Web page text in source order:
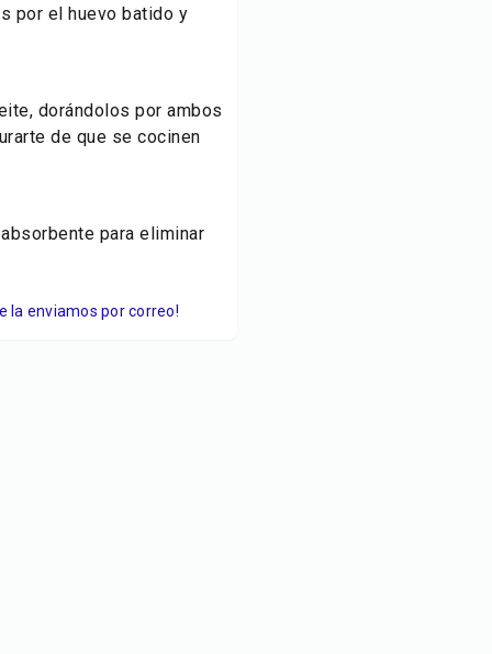
por el huevo batido y
dorándolos por ambos
de que se cocinen
para eliminar
la enviamos por correo!